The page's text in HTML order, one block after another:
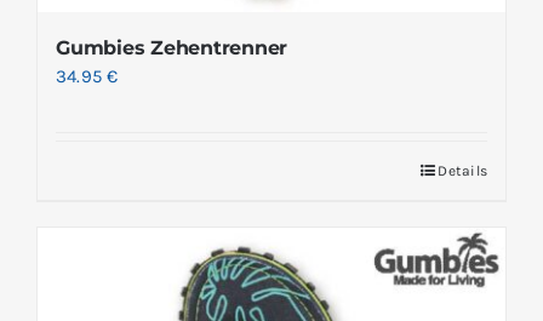
Gumbies Zehentrenner
34.95€
Details